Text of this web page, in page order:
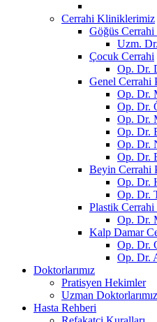
Cerrahi Kliniklerimiz
Göğüs
Uzm.
Çocuk Cerrahi
Op. Dr.
Genel Cerrahi
Op. Dr.
Op. Dr.
Op. Dr.
Op. Dr.
Op. Dr.
Op. Dr.
Beyin Cerrahi
Op. Dr.
Op. Dr.
Plastik
Op. Dr.
Kalp Damar
Op. Dr.
Op. Dr.
Doktorlarımız
Pratisyen Hekimler
Uzman Doktorlarımız
Hasta Rehberi